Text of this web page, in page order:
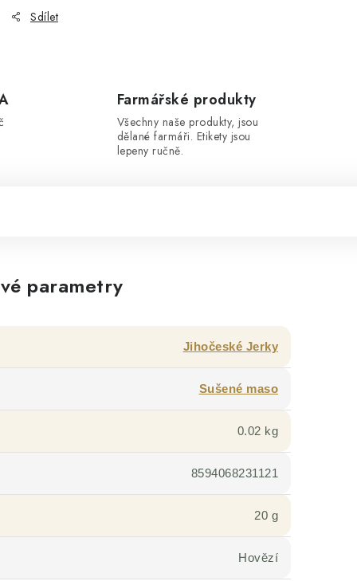
Sdílet
Farmářské produkty
Všechny naše produkty, jsou
dělané farmáři. Etikety jsou
lepeny ručně.
parametry
Jihočeské Jerky
Sušené maso
0.02 kg
8594068231121
20 g
Hovězí